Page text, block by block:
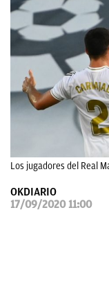
FEMENINO
OKDIARIO
Los jugadores del Real
OKDIARIO
17/09/2020 11:00